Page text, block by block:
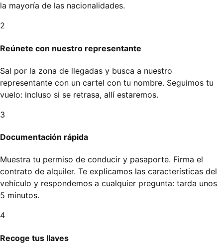
la mayoría de las nacionalidades.
2
Reúnete con nuestro representante
Sal por la zona de llegadas y busca a nuestro
representante con un cartel con tu nombre. Seguimos tu
vuelo: incluso si se retrasa, allí estaremos.
3
Documentación rápida
Muestra tu permiso de conducir y pasaporte. Firma el
contrato de alquiler. Te explicamos las características del
vehículo y respondemos a cualquier pregunta: tarda unos
5 minutos.
4
Recoge tus llaves